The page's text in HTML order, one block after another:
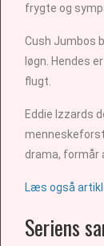
frygte og
Cush Jumbos
løgn. Hendes
flugt.
Eddie Izzards
drama, formår
Læs også
Seriens